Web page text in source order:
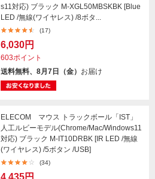
s11対応) ブラック M-XGL50MBSKBK [Blue
LED /無線(ワイヤレス) /8ボタ...
(17)
6,030円
603ポイント
送料無料、8月7日（金） お届け
ELECOM マウス トラックボール「IST」
人工ルビーモデル(Chrome/Mac/Windows11
対応) ブラック M-IT10DRBK [IR LED /無線
(ワイヤレス) /5ボタン /USB]
(34)
4,435円